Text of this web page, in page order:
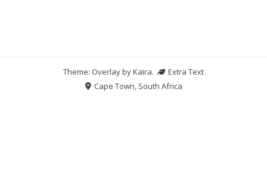
Theme: Overlay byKaira.
Extra Text
Cape Town, South Africa